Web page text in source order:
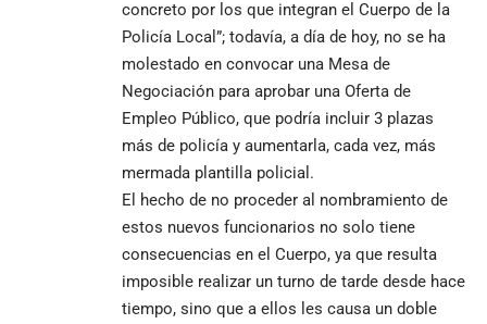
concreto por los que integran el Cuerpo de la
Policía Local”; todavía, a día de hoy, no se ha
molestado en convocar una Mesa de
Negociación para aprobar una Oferta de
Empleo Público, que podría incluir 3 plazas
más de policía y aumentarla, cada vez, más
mermada plantilla policial.
El hecho de no proceder al nombramiento de
estos nuevos funcionarios no solo tiene
consecuencias en el Cuerpo, ya que resulta
imposible realizar un turno de tarde desde hace
tiempo, sino que a ellos les causa un doble